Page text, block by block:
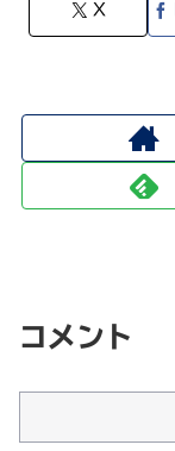
X
コメント